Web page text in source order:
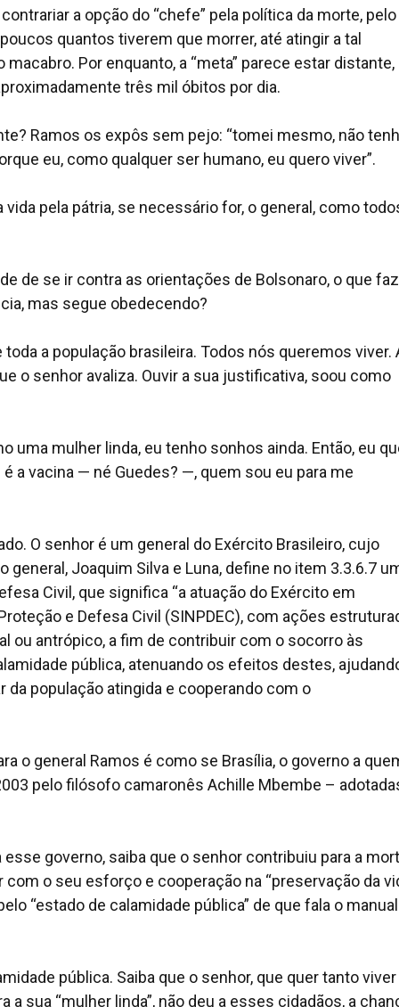
a opção do “chefe” pela política da morte, pelo
quantos tiverem que morrer, até atingir a tal
Por enquanto, a “meta” parece estar
três mil óbitos por dia.
Ramos os expôs sem pejo: “tomei mesmo, não
eu, como qualquer ser humano, eu quero viver”.
vida pela pátria, se necessário for, o general, como
de se ir contra as orientações de Bolsonaro, o que
mas segue obedecendo?
a população brasileira. Todos nós queremos viver.
o senhor avaliza. Ouvir a sua justificativa, soou como
uma mulher linda, eu tenho sonhos ainda. Então, eu
a vacina — né Guedes? —, quem sou eu para me
O senhor é um general do Exército Brasileiro, cujo
general, Joaquim Silva e Luna, define no item 3.3.6.7
Civil, que significa “a atuação do Exército em
e Defesa Civil (SINPDEC), com ações
ou antrópico, a fim de contribuir com o socorro às
pública, atenuando os efeitos destes,
da população atingida e cooperando com o
o general Ramos é como se Brasília, o governo a
pelo filósofo camaronês Achille Mbembe –
governo, saiba que o senhor contribuiu para a
o seu esforço e cooperação na “preservação da
“estado de calamidade pública” de que fala o
pública. Saiba que o senhor, que quer tanto viver
a sua “mulher linda”, não deu a esses cidadãos, a